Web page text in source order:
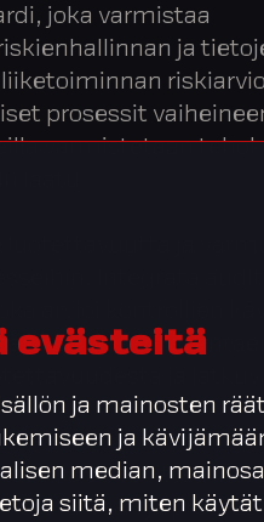
evästeitä
ja mainosten
ja
median,
siitä, miten käytät
joka varmistaa
ja
prosessit
varmistetaan
ja
ajanjaksolla, antaen
sillä se osoittaa
ja